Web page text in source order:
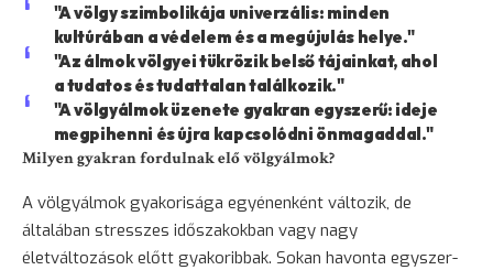
"A völgy szimbolikája univerzális: minden
kultúrában a védelem és a megújulás helye."
"Az álmok völgyei tükrözik belső tájainkat, ahol
a tudatos és tudattalan találkozik."
"A völgyálmok üzenete gyakran egyszerű: ideje
megpihenni és újra kapcsolódni önmagaddal."
Milyen gyakran fordulnak elő völgyálmok?
A völgyálmok gyakorisága egyénenként változik, de
általában stresszes időszakokban vagy nagy
életváltozások előtt gyakoribbak. Sokan havonta egyszer-